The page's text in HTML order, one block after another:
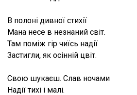
В полоні дивної стихії
Мана несе в незнаний світ.
Там поміж гір чиїсь надії
Застигли, як осінній цвіт.
Свою шукаєш. Слав ночами
Надії тихі і малі.